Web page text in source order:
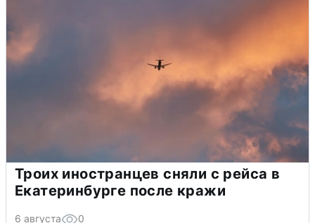
Троих иностранцев сняли с рейса в
Екатеринбурге после кражи
6 августа 0